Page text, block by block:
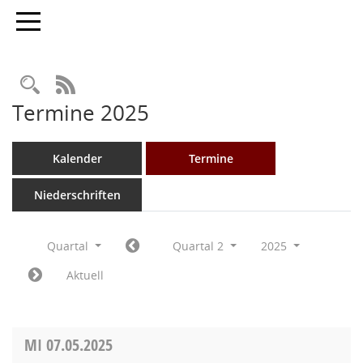
Toggle navigation
Rechercheauswahl
RSS-Feed
Termine 2025
Kalender Termine
Niederschriften
Quartal Quartal 2
2025
Aktuell
MI 07.05.2025